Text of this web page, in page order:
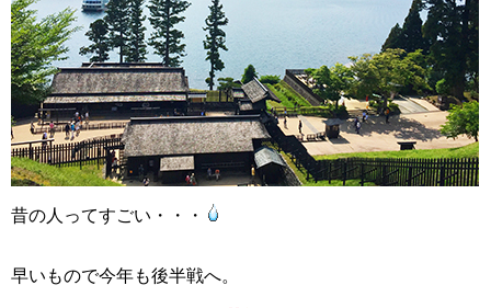
昔の人ってすごい・・・
早いもので今年も後半戦へ。